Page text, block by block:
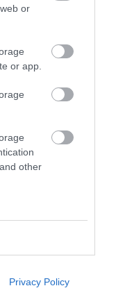
or
or app.
other
Privacy Policy
τώρα το
Τζέι Ντι